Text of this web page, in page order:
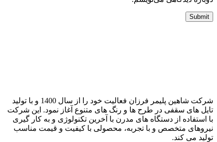
شرکت شاهین پلیمر فرزان فعالیت خود را از سال 1400 و با تولید
تایل های سقفی در طرح ها و رنگ های متنوع آغاز نمود. این شرکت
با استفاده از دستگاه های مدرن با آخرین تکنولوژی و به کار گیری
نیروهای متخصص و با تجربه، محصولی با کیفیت و قیمت مناسب
تولید می کند.